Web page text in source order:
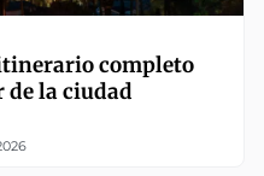
completo
de la ciudad